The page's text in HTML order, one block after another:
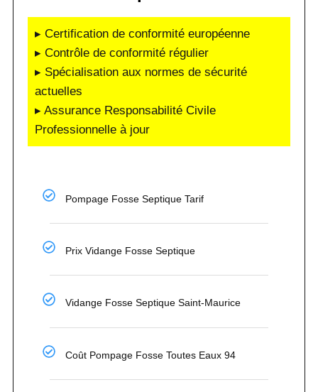
▸ Certification de conformité européenne
▸ Contrôle de conformité régulier
▸ Spécialisation aux normes de sécurité
actuelles
▸ Assurance Responsabilité Civile
Professionnelle à jour
Pompage Fosse Septique Tarif
Prix Vidange Fosse Septique
Vidange Fosse Septique Saint-Maurice
Coût Pompage Fosse Toutes Eaux 94